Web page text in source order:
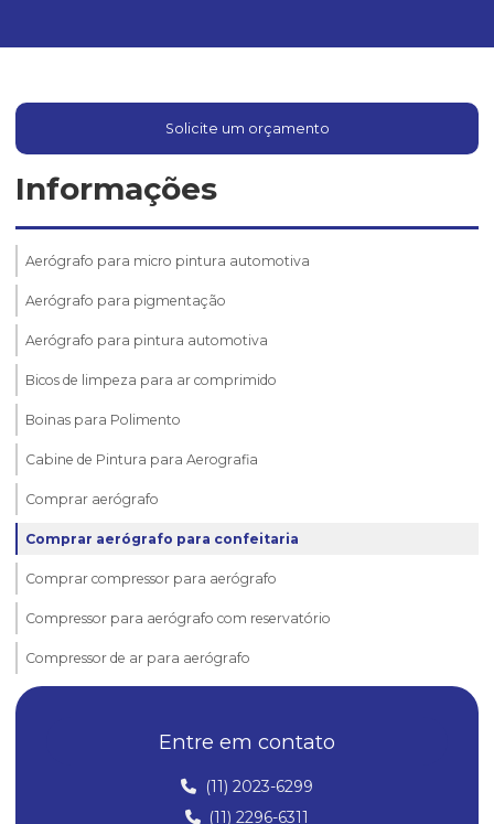
Solicite um orçamento
Informações
Aerógrafo para micro pintura automotiva
Aerógrafo para pigmentação
Aerógrafo para pintura automotiva
Bicos de limpeza para ar comprimido
Boinas para Polimento
Cabine de Pintura para Aerografia
Comprar aerógrafo
Comprar aerógrafo para confeitaria
Comprar compressor para aerógrafo
Compressor para aerógrafo com reservatório
Compressor de ar para aerógrafo
Compressor de ar silencioso para aerografia
Compressor para pistola de pintura
Compressores para aerografia
Entre em contato
(11) 2023-6299
(11) 2296-6311